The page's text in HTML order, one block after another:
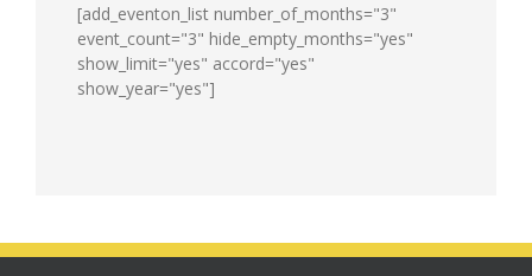
[add_eventon_list number_of_months="3"
event_count="3" hide_empty_months="yes"
show_limit="yes" accord="yes"
show_year="yes"]